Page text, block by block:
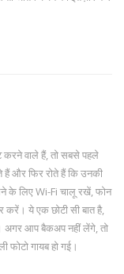
वाले हैं, तो सबसे पहले
और फिर रोते हैं कि उनकी
के लिए Wi-Fi चालू रखें, फोन
करें। ये एक छोटी सी बात है,
अगर आप बैकअप नहीं लेंगे, तो
फोटो गायब हो गई।